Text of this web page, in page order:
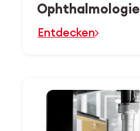
Ophthalmologie
Entdecken